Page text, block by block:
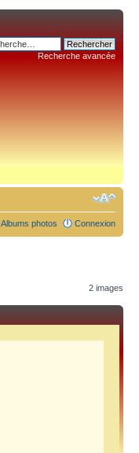
Recherche avancée
Albums photos Connexion
2 images